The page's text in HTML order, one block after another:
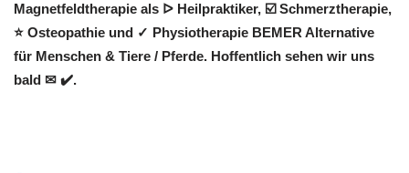
Magnetfeldtherapie als ᐅ Heilpraktiker, ☑️ Schmerztherapie,
⭐ Osteopathie und ✓ Physiotherapie BEMER Alternative
für Menschen & Tiere / Pferde. Hoffentlich sehen wir uns
bald ✉ ✔️.